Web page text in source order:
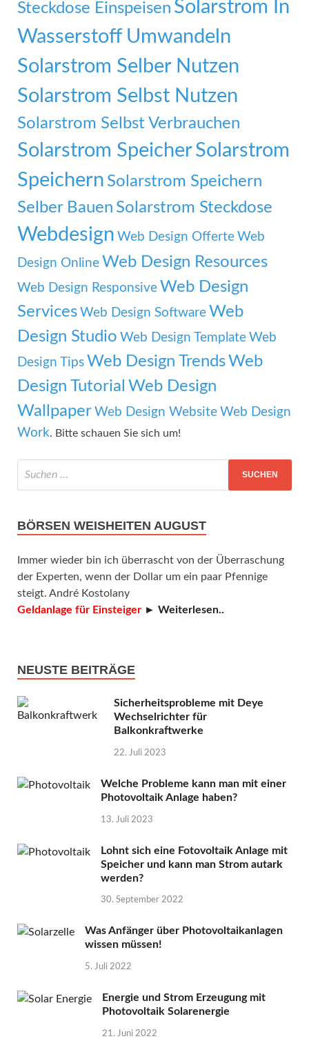
Steckdose Einspeisen Solarstrom In
Wasserstoff Umwandeln
Solarstrom Selber Nutzen
Solarstrom Selbst Nutzen
Solarstrom Selbst Verbrauchen
Solarstrom SpeicherSolarstrom
Speichern Solarstrom Speichern
Selber Bauen Solarstrom Steckdose
Webdesign Web Design Offerte Web
Design Online Web Design Resources
Web Design Responsive Web Design
Services Web Design Software Web
Design Studio Web Design Template Web
Design Tips Web Design TrendsWeb
Design Tutorial Web Design
Wallpaper Web Design Website Web Design
Work. Bitte schauen Sie sich um!
BÖRSEN WEISHEITEN AUGUST
Immer wieder bin ich überrascht von der Überraschung
der Experten, wenn der Dollar um ein paar Pfennige
steigt. André Kostolany
Geldanlage für Einsteiger ► Weiterlesen..
NEUSTE BEITRÄGE
Sicherheitsprobleme mit Deye
Wechselrichter für
Balkonkraftwerke
22. Juli 2023
Welche Probleme kann man mit einer
Photovoltaik Anlage haben?
13. Juli 2023
Lohnt sich eine Fotovoltaik Anlage mit
Speicher und kann man Strom autark
werden?
30. September 2022
Was Anfänger über Photovoltaikanlagen
wissen müssen!
5. Juli 2022
Energie und Strom Erzeugung mit
Photovoltaik Solarenergie
21. Juni 2022